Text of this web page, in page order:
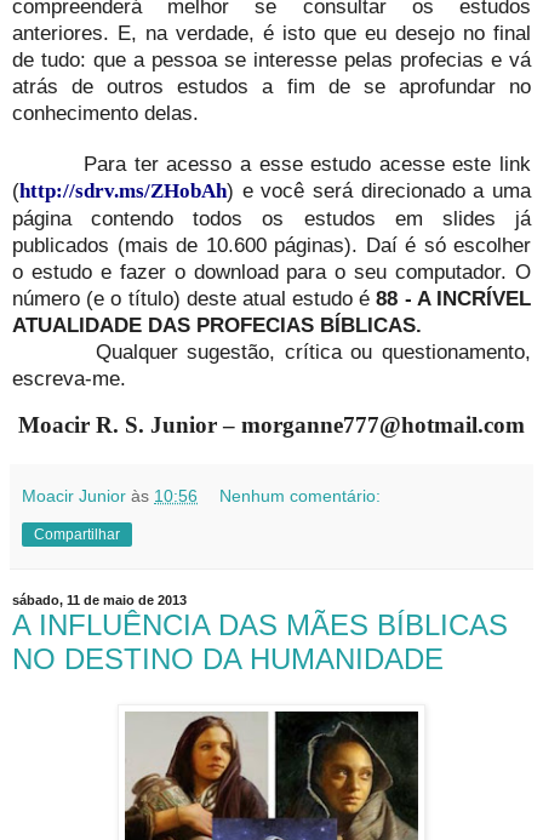
compreenderá melhor se consultar os estudos
anteriores. E, na verdade, é isto que eu desejo no final
de tudo: que a pessoa se interesse pelas profecias e vá
atrás de outros estudos a fim de se aprofundar no
conhecimento delas.
Para ter acesso a esse estudo acesse este link
(http://sdrv.ms/ZHobAh) e você será direcionado a uma
página contendo todos os estudos em slides já
publicados (mais de 10.600 páginas). Daí é só escolher
o estudo e fazer o download para o seu computador. O
número (e o título) deste atual estudo é88 - A INCRÍVEL
ATUALIDADE DAS PROFECIAS BÍBLICAS.
Qualquer sugestão, crítica ou questionamento,
escreva-me.
Moacir R. S. Junior – morganne777@hotmail.com
Moacir Junior às 10:56 Nenhum comentário:
Compartilhar
sábado, 11 de maio de 2013
A INFLUÊNCIA DAS MÃES BÍBLICAS
NO DESTINO DA HUMANIDADE